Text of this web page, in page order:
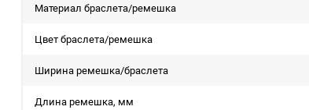
Материал браслета/ремешка
Цвет браслета/ремешка
Ширина ремешка/браслета
Длина ремешка, мм